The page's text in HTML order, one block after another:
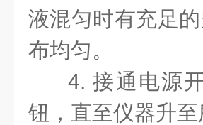
液混匀时有充足
布均匀。
4. 接通电源
钮，直至仪器升